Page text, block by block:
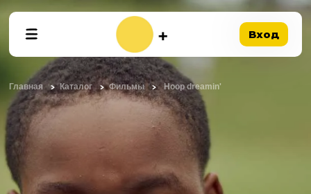
Вход
Главная Каталог Фильмы Hoop dreamin'